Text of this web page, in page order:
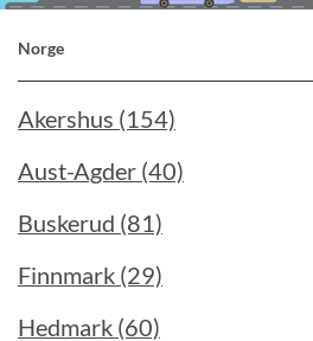
Norge
Akershus (154)
Aust-Agder (40)
Buskerud (81)
Finnmark (29)
Hedmark (60)